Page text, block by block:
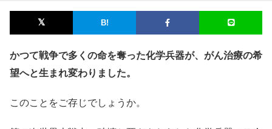
かつて戦争で多くの命を奪った化学兵器が、がん治療の希
望へと生まれ変わりました。
このことをご存じでしょうか。